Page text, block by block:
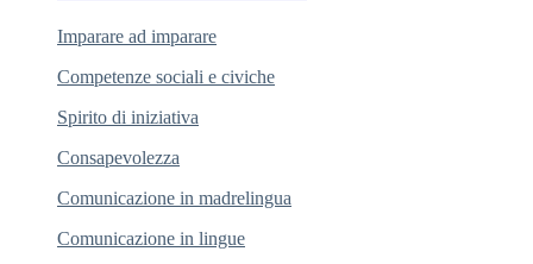
Imparare ad imparare
Competenze sociali e civiche
Spirito di iniziativa
Consapevolezza
Comunicazione in madrelingua
Comunicazione in lingue